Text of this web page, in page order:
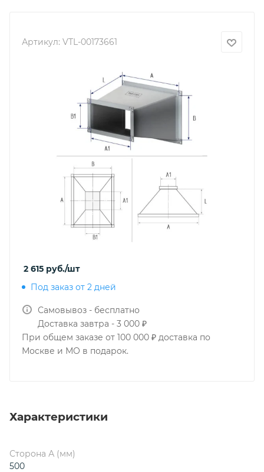
Артикул: VTL-00173661
2 615 руб./шт
Под заказ от 2 дней
Самовывоз - бесплатно
Доставка завтра - 3 000 ₽
При общем заказе от 100 000 ₽ доставка по
Москве и МО в подарок.
Характеристики
Сторона А (мм)
500